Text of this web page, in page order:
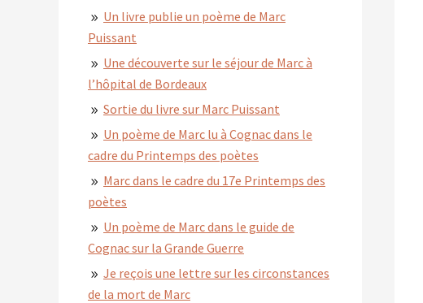
Un livre publie un poème de Marc
Puissant
Une découverte sur le séjour de Marc à
l’hôpital de Bordeaux
Sortie du livre sur Marc Puissant
Un poème de Marc lu à Cognac dans le
cadre du Printemps des poètes
Marc dans le cadre du 17e Printemps des
poètes
Un poème de Marc dans le guide de
Cognac sur la Grande Guerre
Je reçois une lettre sur les circonstances
de la mort de Marc